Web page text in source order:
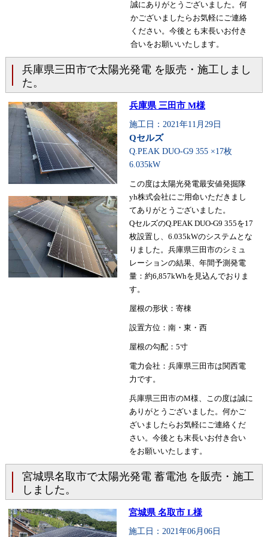
誠にありがとうございました。何
かございましたらお気軽にご連絡
ください。今後とも末長いお付き
合いをお願いいたします。
兵庫県三田市で太陽光発電 を販売・施工しまし
た。
兵庫県 三田市 M様
施工日：2021年11月29日
Qセルズ
Q.PEAK DUO-G9 355 ×17枚
6.035kW
この度は太陽光発電最安値発掘隊
yh株式会社にご用命いただきまし
てありがとうございました。
QセルズのQ.PEAK DUO-G9 355を17
枚設置し、6.035kWのシステムとな
りました。兵庫県三田市のシミュ
レーションの結果、年間予測発電
量：約6,857kWhを見込んでおりま
す。
屋根の形状：寄棟
設置方位：南・東・西
屋根の勾配：5寸
電力会社：兵庫県三田市は関西電
力です。
兵庫県三田市のM様、この度は誠に
ありがとうございました。何かご
ざいましたらお気軽にご連絡くだ
さい。今後とも末長いお付き合い
をお願いいたします。
宮城県名取市で太陽光発電 蓄電池 を販売・施工
しました。
宮城県 名取市 L様
施工日：2021年06月06日